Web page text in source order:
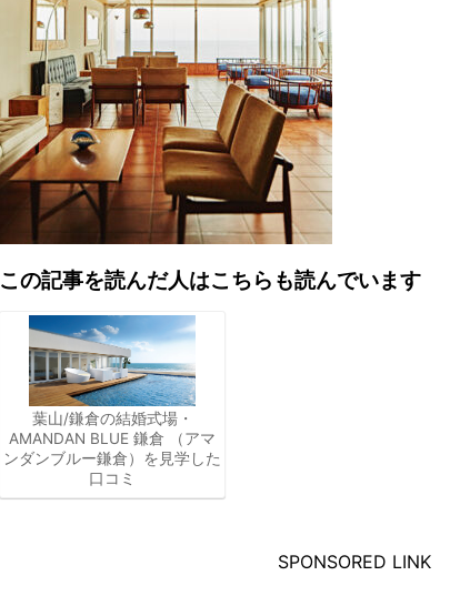
この記事を読んだ人はこちらも読んでいます
葉山/鎌倉の結婚式場・
AMANDAN BLUE 鎌倉 （アマ
ンダンブルー鎌倉）を見学した
口コミ
SPONSORED LINK